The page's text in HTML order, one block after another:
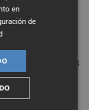
la primera
algunas
o
nuevas
muchas
En este
la labor
en
de